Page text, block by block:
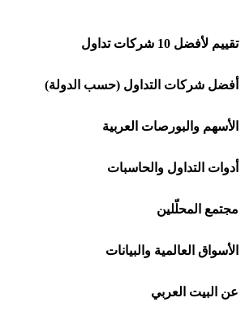
تقييم لأفضل 10 شركات تداول
شركة Capital.com
افاتريد AvaTrade
اكسنس Exness
منصة بينانس
أفضل شركات التداول (حسب الدولة)
شركات تداول في السعودية
شركات تداول في الإمارات
شركات تداول في الكويت
شركات تداول في قطر
الأسهم والبورصات العربية
🌍 كل البورصات العربية
🇸🇦 السوق السعودية
🇦🇪 أسواق الإمارات
🇪🇬 البورصة المصرية
أدوات التداول والحاسبات
🕌 حاسبة الزكاة
💱 محول العملات
🧮 حاسبة حجم اللوت
مجتمع المحلّلين
🧱 حائط المجتمع
🏆 لوحة المحلّلين
الأسواق العالمية والبيانات
🌐 المؤشرات العالمية
عن البيت العربي